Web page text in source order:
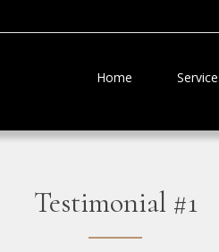
Home
Testimonial #1